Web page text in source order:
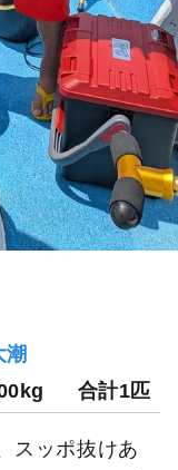
潮
合計1匹
スッポ抜けあ